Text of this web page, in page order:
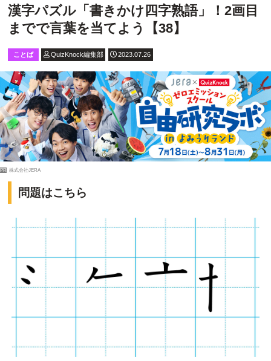
漢字パズル「書きかけ四字熟語」！2画目
までで言葉を当てよう【38】
ことば QuizKnock編集部 2023.07.26
PR 株式会社JERA
問題はこちら